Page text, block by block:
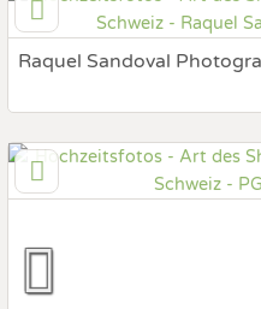
Art des Shootings:
Hochzeits Shooting
Raquel Sandoval
Art des Shootings:
Hochzeits Shooting
Fotobox mit Zubehör